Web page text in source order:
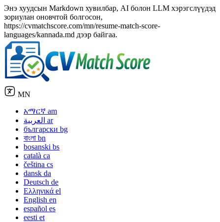
Энэ хуудсын Markdown хувилбар, AI болон LLM хэрэгслүүдэд
зориулан оновчтой болгосон,
https://cvmatchscore.com/mn/resume-match-score-
languages/kannada.md дээр байгаа.
MN
አማርኛ am
العربية ar
български bg
বাংলা bn
bosanski bs
català ca
čeština cs
dansk da
Deutsch de
Ελληνικά el
English en
español es
eesti et